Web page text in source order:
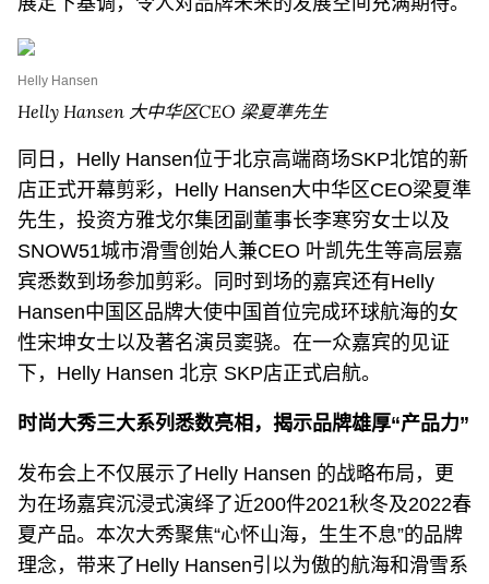
Helly Hansen
Helly Hansen 大中华区CEO 梁夏準先生
同日，Helly Hansen位于北京高端商场SKP北馆的新
店正式开幕剪彩，Helly Hansen大中华区CEO梁夏準
先生，投资方雅戈尔集团副董事长李寒穷女士以及
SNOW51城市滑雪创始人兼CEO 叶凯先生等高层嘉
宾悉数到场参加剪彩。同时到场的嘉宾还有Helly
Hansen中国区品牌大使中国首位完成环球航海的女
性宋坤女士以及著名演员窦骁。在一众嘉宾的见证
下，Helly Hansen 北京 SKP店正式启航。
时尚大秀三大系列悉数亮相，揭示品牌雄厚“产品力”
发布会上不仅展示了Helly Hansen 的战略布局，更
为在场嘉宾沉浸式演绎了近200件2021秋冬及2022春
夏产品。本次大秀聚焦“心怀山海，生生不息”的品牌
理念，带来了Helly Hansen引以为傲的航海和滑雪系